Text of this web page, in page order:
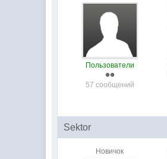
Пользователи
57 сообщений
Sektor
Новичок